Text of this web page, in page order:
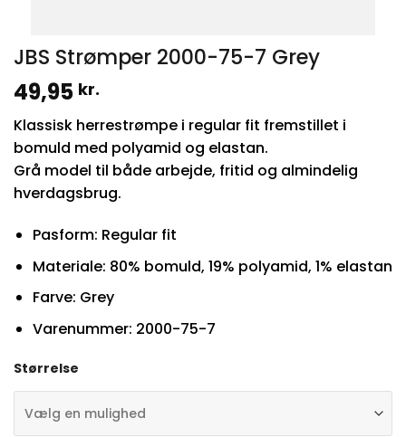
JBS Strømper 2000-75-7 Grey
49,95 kr.
Klassisk herrestrømpe i regular fit fremstillet i
bomuld med polyamid og elastan.
Grå model til både arbejde, fritid og almindelig
hverdagsbrug.
Pasform: Regular fit
Materiale: 80% bomuld, 19% polyamid, 1% elastan
Farve: Grey
Varenummer: 2000-75-7
Størrelse